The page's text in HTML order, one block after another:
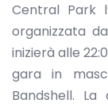
Central Park
organizzata
inizierà alle
gara in
Bandshell.